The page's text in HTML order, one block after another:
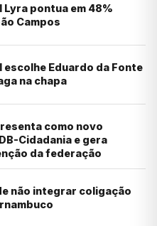
Lyra pontua em 48%
Campos
escolhe Eduardo da Fonte
na chapa
como novo
Cidadania e gera
da federação
não integrar coligação